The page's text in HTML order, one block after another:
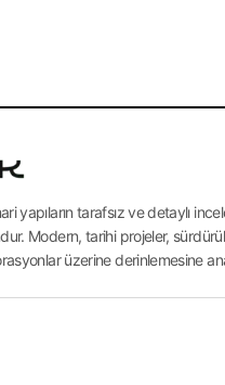
yapıların tarafsız ve detaylı
Modern, tarihi projeler,
üzerine derinlemesine